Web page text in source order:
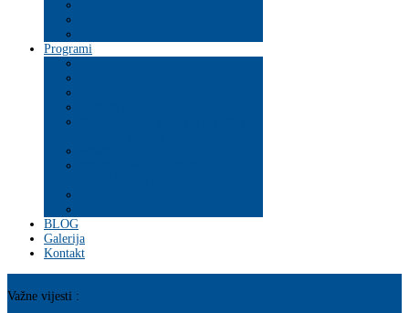
Programi
BLOG
Galerija
Kontakt
Važne vijesti :